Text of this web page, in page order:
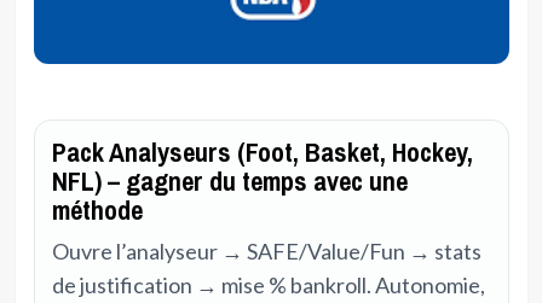
Pack Analyseurs (Foot, Basket, Hockey,
NFL) – gagner du temps avec une
méthode
Ouvre l’analyseur → SAFE/Value/Fun → stats
de justification → mise % bankroll. Autonomie,